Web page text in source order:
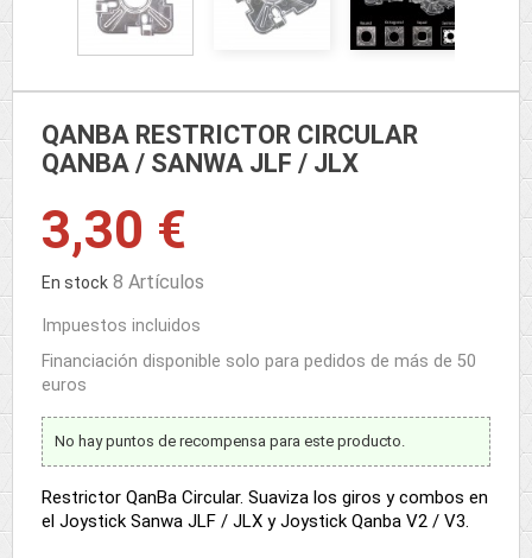
QANBA RESTRICTOR CIRCULAR
QANBA / SANWA JLF / JLX
3,30 €
En stock 8 Artículos
Impuestos incluidos
Financiación disponible solo para pedidos de más de 50
euros
No hay puntos de recompensa para este producto.
Restrictor QanBa Circular. Suaviza los giros y combos en
el Joystick Sanwa JLF / JLX y Joystick Qanba V2 / V3.